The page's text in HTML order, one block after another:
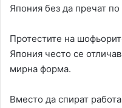
Япония без да пречат
Протестите на
Япония често се
мирна форма.
Вместо да спират